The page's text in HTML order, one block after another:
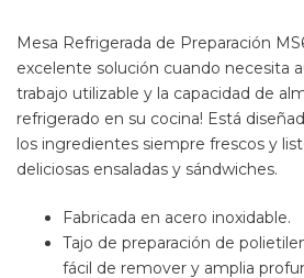
Mesa Refrigerada de Preparación
excelente solución cuando necesita
trabajo utilizable y la capacidad de
refrigerado en su cocina! Está
los ingredientes siempre frescos y
deliciosas ensaladas y sándwiches.
Fabricada en acero inoxidable.
Tajo de preparación de
fácil de remover y amplia